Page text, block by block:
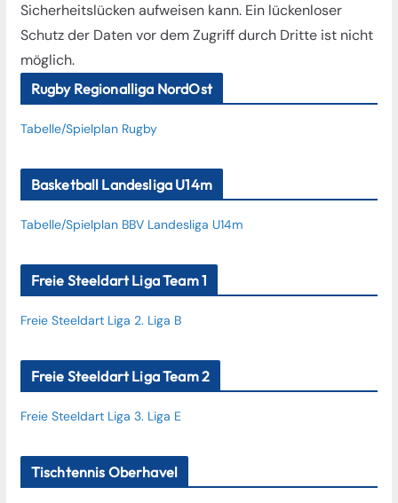
Sicherheitslücken aufweisen kann. Ein lückenloser
Schutz der Daten vor dem Zugriff durch Dritte ist nicht
möglich.
Rugby Regionalliga NordOst
Tabelle/Spielplan Rugby
Basketball Landesliga U14m
Tabelle/Spielplan BBV Landesliga U14m
Freie Steeldart Liga Team 1
Freie Steeldart Liga 2. Liga B
Freie Steeldart Liga Team 2
Freie Steeldart Liga 3. Liga E
Tischtennis Oberhavel